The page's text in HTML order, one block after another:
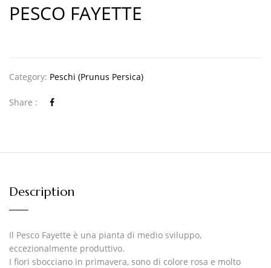
PESCO FAYETTE
Category: Peschi (Prunus Persica)
Share :
Description
Il Pesco Fayette è una pianta di medio sviluppo,
eccezionalmente produttivo.
I fiori sbocciano in primavera, sono di colore rosa e molto